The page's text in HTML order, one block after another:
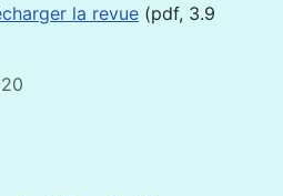
la revue (pdf, 3.9